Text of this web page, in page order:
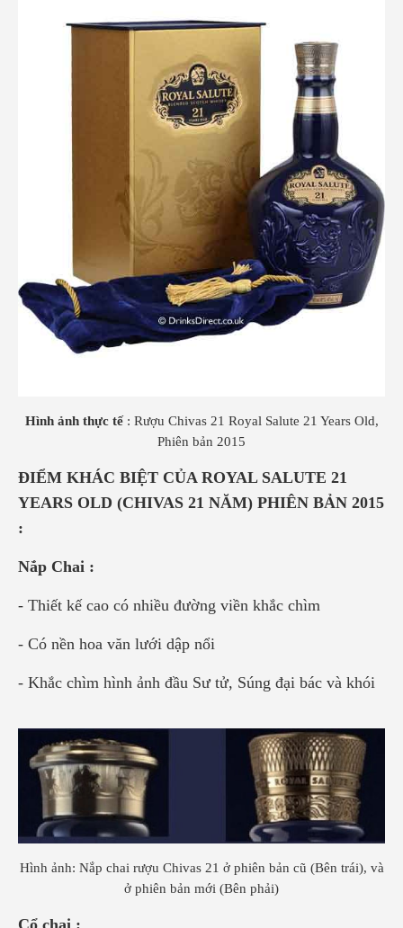
Hình ảnh thực tế: Rượu Chivas 21 Royal Salute 21 Years Old,
Phiên bản 2015
ĐIỂM KHÁC BIỆT CỦA ROYAL SALUTE 21
YEARS OLD (CHIVAS 21 NĂM) PHIÊN BẢN 2015
:
Nắp Chai :
- Thiết kế cao có nhiều đường viền khắc chìm
- Có nền hoa văn lưới dập nổi
- Khắc chìm hình ảnh đầu Sư tử, Súng đại bác và khói
Hình ảnh: Nắp chai rượu Chivas 21 ở phiên bản cũ (Bên trái), và
ở phiên bản mới (Bên phải)
Cổ chai :